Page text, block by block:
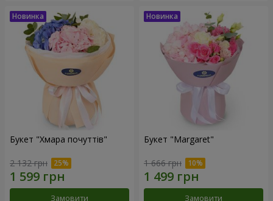
Букет "Хмара почуттів"
2 132 грн
Замовити
Букет "Margaret"
1 666 грн
Замовити